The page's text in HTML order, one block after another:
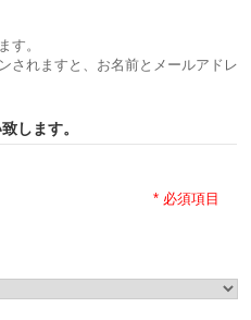
す。
されますと、お名前とメールアドレ
します。
* 必須項目